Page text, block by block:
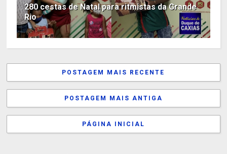
280 cestas de Natal para ritmistas da Grande
Rio
POSTAGEM MAIS RECENTE
POSTAGEM MAIS ANTIGA
PÁGINA INICIAL